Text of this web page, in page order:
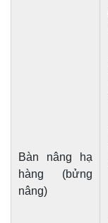
Bàn nâng hạ
hàng (bửng
nâng)